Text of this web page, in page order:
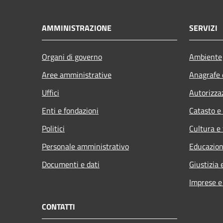
AMMINISTRAZIONE
Organi di governo
Aree amministrative
Uffici
Enti e fondazioni
Politici
Personale amministrativo
Documenti e dati
SERVIZI
Ambiente
Catasto
Cultura
Giustizia
Imprese
CONTATTI